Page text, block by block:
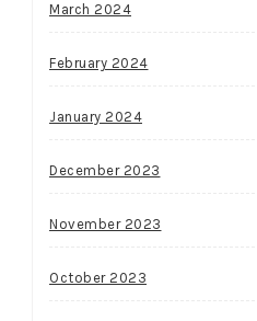
March 2024
February 2024
January 2024
December 2023
November 2023
October 2023